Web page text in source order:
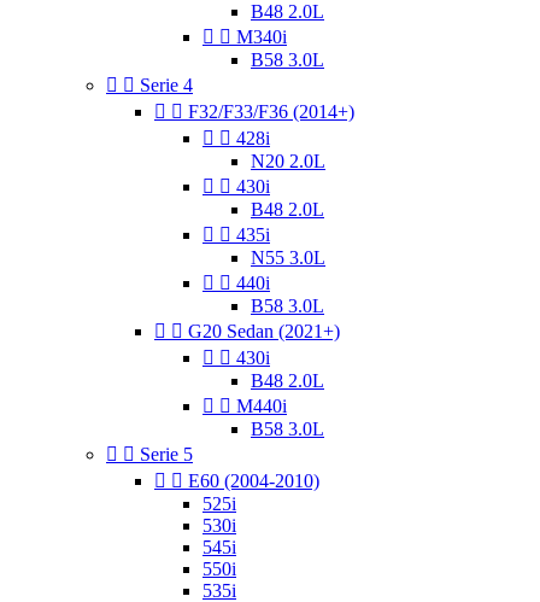
B48 2.0L
  M340i
B58 3.0L
  Serie 4
  F32/F33/F36 (2014+)
  428i
N20 2.0L
  430i
B48 2.0L
  435i
N55 3.0L
  440i
B58 3.0L
  G20 Sedan (2021+)
  430i
B48 2.0L
  M440i
B58 3.0L
  Serie 5
  E60 (2004-2010)
525i
530i
545i
550i
535i